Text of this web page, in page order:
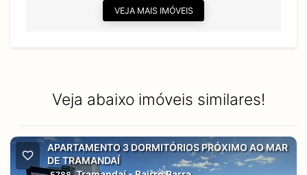
VEJA MAIS IMÓVEIS
Veja abaixo imóveis similares!
APARTAMENTO 3 DORMITÓRIOS PRÓXIMO AO MAR
DE TRAMANDAÍ